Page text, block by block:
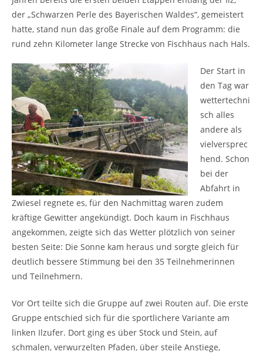
der „Schwarzen Perle des Bayerischen Waldes“, gemeistert
hatte, stand nun das große Finale auf dem Programm: die
rund zehn Kilometer lange Strecke von Fischhaus nach Hals.
Der Start in
den Tag war
wettertechni
sch alles
andere als
vielversprec
hend. Schon
bei der
Abfahrt in
Zwiesel regnete es, für den Nachmittag waren zudem
kräftige Gewitter angekündigt. Doch kaum in Fischhaus
angekommen, zeigte sich das Wetter plötzlich von seiner
besten Seite: Die Sonne kam heraus und sorgte gleich für
deutlich bessere Stimmung bei den 35 Teilnehmerinnen
und Teilnehmern.
Vor Ort teilte sich die Gruppe auf zwei Routen auf. Die erste
Gruppe entschied sich für die sportlichere Variante am
linken Ilzufer. Dort ging es über Stock und Stein, auf
schmalen, verwurzelten Pfaden, über steile Anstiege,